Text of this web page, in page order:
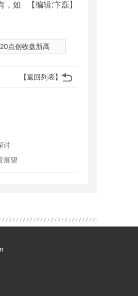
【编辑:卞磊】
，如
点创收盘新高
【返回列表】
讨
展望